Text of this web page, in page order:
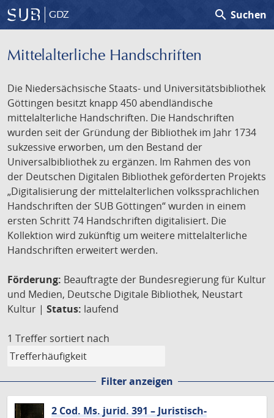
GDZ search Suchen
Mittelalterliche Handschriften
Die Niedersächsische Staats- und Universitätsbibliothek
Göttingen besitzt knapp 450 abendländische
mittelalterliche Handschriften. Die Handschriften
wurden seit der Gründung der Bibliothek im Jahr 1734
sukzessive erworben, um den Bestand der
Universalbibliothek zu ergänzen. Im Rahmen des von
der Deutschen Digitalen Bibliothek geförderten Projekts
„Digitalisierung der mittelalterlichen volkssprachlichen
Handschriften der SUB Göttingen“ wurden in einem
ersten Schritt 74 Handschriften digitalisiert. Die
Kollektion wird zukünftig um weitere mittelalterliche
Handschriften erweitert werden.
Förderung: Beauftragte der Bundesregierung für Kultur
und Medien, Deutsche Digitale Bibliothek, Neustart
Kultur | Status: laufend
1 Treffer sortiert nach
Filter anzeigen
2 Cod. Ms. jurid. 391 – Juristisch-